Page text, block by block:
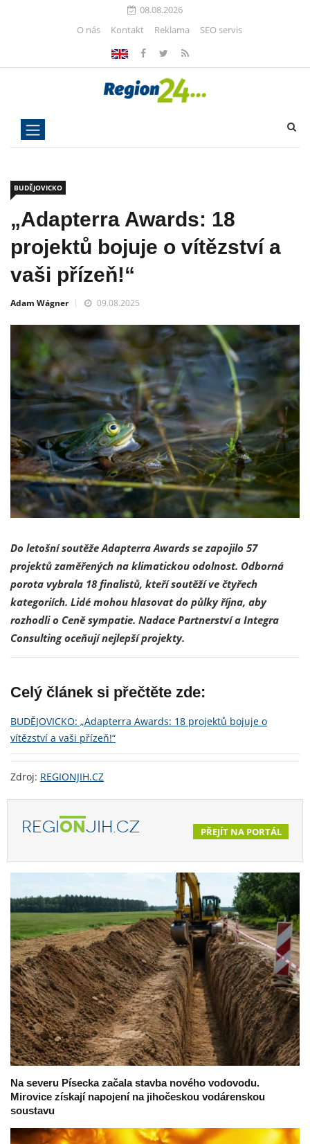
08.08.2026
O nás
Kontakt Reklama SEO servis
BUDĚJOVICKO
„Adapterra Awards: 18
projektů bojuje o vítězství a
vaši přízeň!“
Adam Wágner 09.08.2025
Do letošní soutěže Adapterra Awards se zapojilo 57
projektů zaměřených na klimatickou odolnost. Odborná
porota vybrala 18 finalistů, kteří soutěží ve čtyřech
kategoriích. Lidé mohou hlasovat do půlky října, aby
rozhodli o Ceně sympatie. Nadace Partnerství a Integra
Consulting oceňují nejlepší projekty.
Celý článek si přečtěte zde:
BUDĚJOVICKO: „Adapterra Awards: 18 projektů bojuje o
vítězství a vaši přízeň!“
Zdroj: REGIONJIH.CZ
REGIONJIH.CZ PŘEJÍT NA PORTÁL
Na severu Písecka začala stavba nového vodovodu.
Mirovice získají napojení na jihočeskou vodárenskou
soustavu